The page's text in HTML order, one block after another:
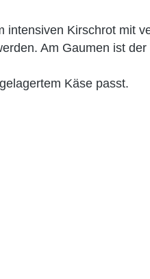
Kirschrot mit
Am Gaumen ist
Käse passt.